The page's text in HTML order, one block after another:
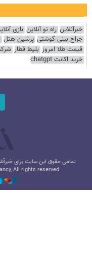
خبرآنلاین راه نو آنلاین بازی
جراح بینی گوشتی پرشین هتل
قیمت طلا امروز بلیط قطار
خرید اکانت chatgpt
تمامی حقوق این سایت برای
All rights reserved